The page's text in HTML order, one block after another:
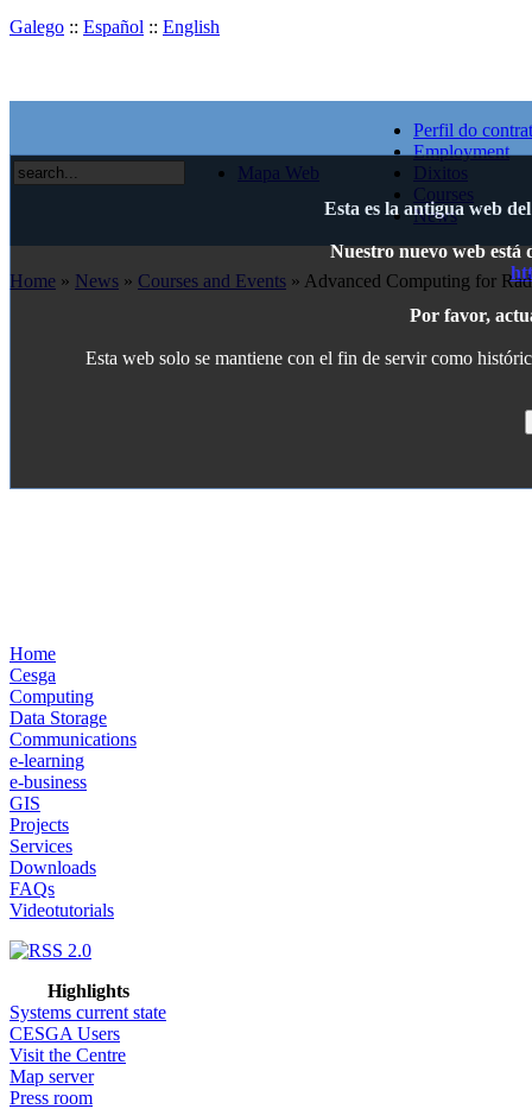
Esta es la antigua web
Nuestro nuevo web está
Por favor,
Esta web solo se mantiene con el fin de servir como
Galego :: Español :: English
Mapa Web
Perfil do
Employment
Dixitos
Courses
News
Home » News » Courses and Events » Advanced Computing for
Home
Cesga
Computing
Data Storage
Communications
e-learning
e-business
GIS
Projects
Services
Downloads
FAQs
Videotutorials
Highlights
Systems current state
CESGA Users
Visit the Centre
Map server
Press room